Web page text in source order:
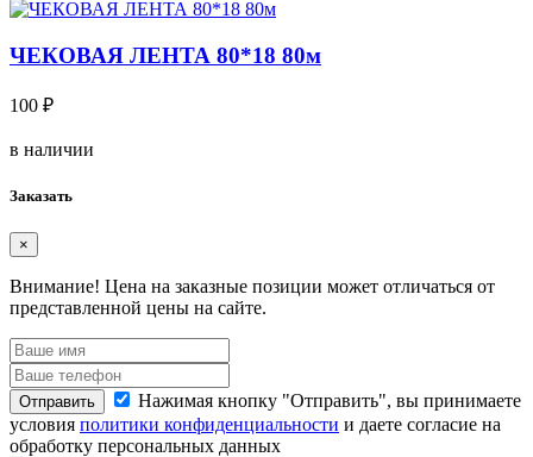
ЧЕКОВАЯ ЛЕНТА 80*18 80м
100 ₽
в наличии
Заказать
×
Внимание! Цена на заказные позиции может отличаться от
представленной цены на сайте.
Отправить
Нажимая кнопку "Отправить", вы принимаете
условия политики конфиденциальности и даете согласие на
обработку персональных данных